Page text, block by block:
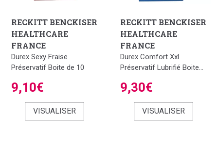
RECKITT BENCKISER
HEALTHCARE
FRANCE
Durex Sexy Fraise
Préservatif Boite de 10
9,10€
VISUALISER
RECKITT BENCKISER
HEALTHCARE
FRANCE
Durex Comfort Xxl
Préservatif Lubrifié Boite...
9,30€
VISUALISER